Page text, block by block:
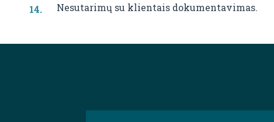
Nesutarimų su klientais dokumentavimas.